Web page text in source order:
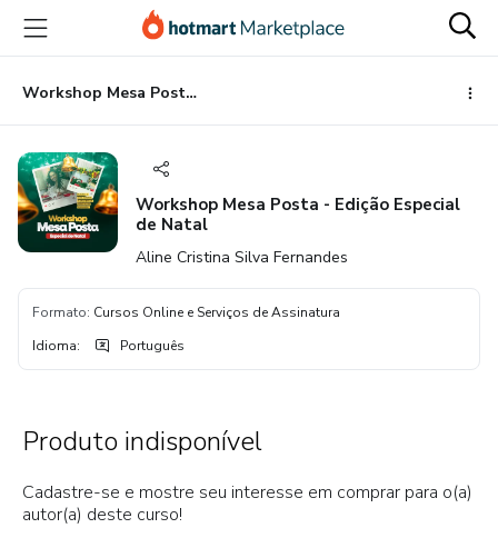
para
conteúdo
principal
para
pagamento
para
rodapé
Workshop Mesa Posta - Edição Especial de Natal
Workshop Mesa Posta - Edição Especial
de Natal
Aline Cristina Silva Fernandes
Formato: Cursos Online e Serviços de Assinatura
Idioma: Português
Produto indisponível
Cadastre-se e mostre seu interesse em comprar para o(a)
autor(a) deste curso!